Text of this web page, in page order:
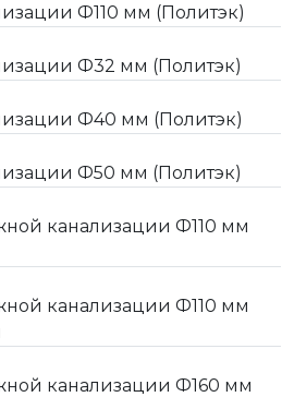
Ф110 мм (Политэк)
Ф32 мм (Политэк)
Ф40 мм (Политэк)
Ф50 мм (Политэк)
канализации Ф110 мм
канализации Ф110 мм
канализации Ф160 мм